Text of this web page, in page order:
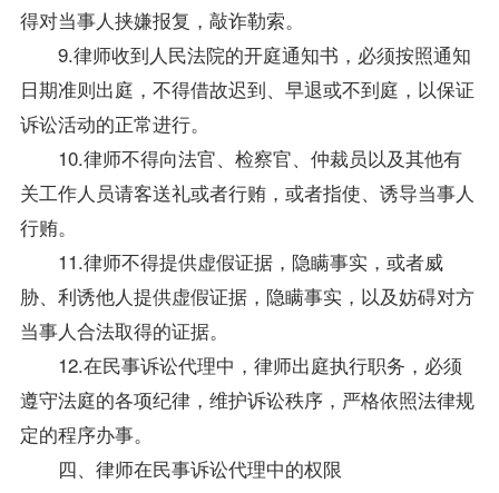
得对当事人挟嫌报复，敲诈勒索。
9.律师收到人民法院的开庭通知书，必须按照通知
日期准则出庭，不得借故迟到、早退或不到庭，以保证
诉讼活动的正常进行。
10.律师不得向法官、检察官、仲裁员以及其他有
关工作人员请客送礼或者行贿，或者指使、诱导当事人
行贿。
11.律师不得提供虚假证据，隐瞒事实，或者威
胁、利诱他人提供虚假证据，隐瞒事实，以及妨碍对方
当事人合法取得的证据。
12.在民事诉讼代理中，律师出庭执行职务，必须
遵守法庭的各项纪律，维护诉讼秩序，严格依照法律规
定的程序办事。
四、律师在民事诉讼代理中的权限